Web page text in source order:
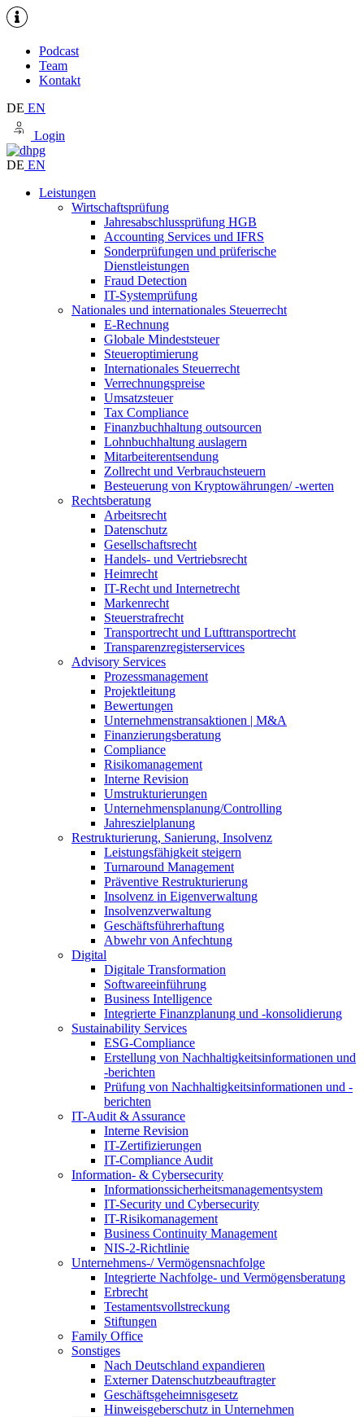
Podcast
Team
Kontakt
DE EN
Login
DE EN
Leistungen
Wirtschaftsprüfung
Jahresabschlussprüfung HGB
Accounting Services und IFRS
Sonderprüfungen und prüferische
Dienstleistungen
Fraud Detection
IT-Systemprüfung
Nationales und internationales Steuerrecht
E-Rechnung
Globale Mindeststeuer
Steueroptimierung
Internationales Steuerrecht
Verrechnungspreise
Umsatzsteuer
Tax Compliance
Finanzbuchhaltung outsourcen
Lohnbuchhaltung auslagern
Mitarbeiterentsendung
Zollrecht und Verbrauchsteuern
Besteuerung von Kryptowährungen/ -werten
Rechtsberatung
Arbeitsrecht
Datenschutz
Gesellschaftsrecht
Handels- und Vertriebsrecht
Heimrecht
IT-Recht und Internetrecht
Markenrecht
Steuerstrafrecht
Transportrecht und Lufttransportrecht
Transparenzregisterservices
Advisory Services
Prozessmanagement
Projektleitung
Bewertungen
Unternehmenstransaktionen | M&A
Finanzierungsberatung
Compliance
Risikomanagement
Interne Revision
Umstrukturierungen
Unternehmensplanung/Controlling
Jahreszielplanung
Restrukturierung, Sanierung, Insolvenz
Leistungsfähigkeit steigern
Turnaround Management
Präventive Restrukturierung
Insolvenz in Eigenverwaltung
Insolvenzverwaltung
Geschäftsführerhaftung
Abwehr von Anfechtung
Digital
Digitale Transformation
Softwareeinführung
Business Intelligence
Integrierte Finanzplanung und -konsolidierung
Sustainability Services
ESG-Compliance
Erstellung von Nachhaltigkeitsinformationen und
-berichten
Prüfung von Nachhaltigkeitsinformationen und -
berichten
IT-Audit & Assurance
Interne Revision
IT-Zertifizierungen
IT-Compliance Audit
Information- & Cybersecurity
Informationssicherheitsmanagementsystem
IT-Security und Cybersecurity
IT-Risikomanagement
Business Continuity Management
NIS-2-Richtlinie
Unternehmens-/Vermögensnachfolge
Integrierte Nachfolge- und Vermögensberatung
Erbrecht
Testamentsvollstreckung
Stiftungen
Family Office
Sonstiges
Nach Deutschland expandieren
Externer Datenschutzbeauftragter
Geschäftsgeheimnisgesetz
Hinweisgeberschutz in Unternehmen